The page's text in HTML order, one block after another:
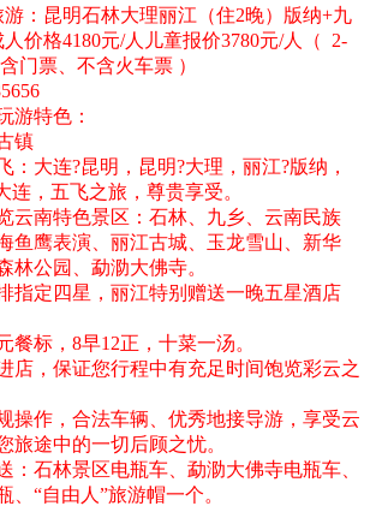
：昆明石林大理丽江（住2晚）版纳+九
价格4180元/人儿童报价3780元/人（ 2-
门票、不含火车票 ）
游特色：
镇
连?昆明，昆明?大理，丽江?版纳，
连，五飞之旅，尊贵享受。
特色景区：石林、九乡、云南民族
鱼鹰表演、丽江古城、玉龙雪山、新华
林公园、勐泐大佛寺。
四星，丽江特别赠送一晚五星酒店
，8早12正，十菜一汤。
保证您行程中有充足时间饱览彩云之
，合法车辆、优秀地接导游，享受云
旅途中的一切后顾之忧。
林景区电瓶车、勐泐大佛寺电瓶车、
、“自由人”旅游帽一个。